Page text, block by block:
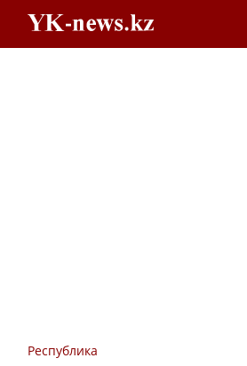
Республика